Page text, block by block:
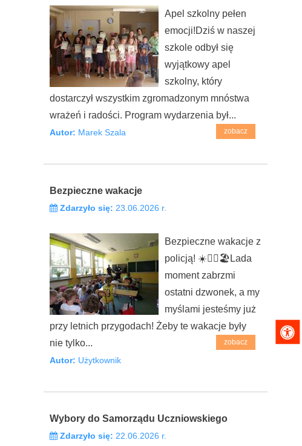
Apel szkolny pełen
emocji!Dziś w naszej
szkole odbył się
wyjątkowy apel
szkolny, który
dostarczył wszystkim zgromadzonym mnóstwa
wrażeń i radości. Program wydarzenia był...
zobacz
Autor: Marek Szala
Bezpieczne wakacje
Zdarzyło się: 23.06.2026 r.
Bezpieczne wakacje z
policją! ☀️👮‍♂️🏖️Lada
moment zabrzmi
ostatni dzwonek, a my
myślami jesteśmy już
przy letnich przygodach! Żeby te wakacje były
nie tylko...
zobacz
Autor: Użytkownik
Wybory do Samorządu Uczniowskiego
Zdarzyło się: 22.06.2026 r.